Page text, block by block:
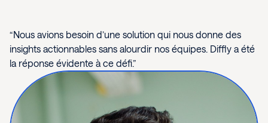
“Nous avions besoin d’une solution qui nous donne des
insights actionnables sans alourdir nos équipes. Diffly a été
la réponse évidente à ce défi.”